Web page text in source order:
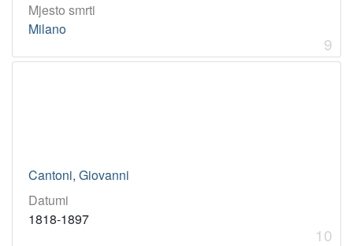
Mjesto smrti
Milano
9
Cantoni, Giovanni
Datumi
1818-1897
10